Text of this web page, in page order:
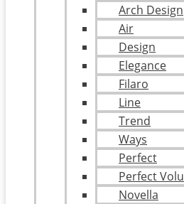
Arch Design
Air
Design
Elegance
Filaro
Line
Trend
Ways
Perfect
Perfect
Novella